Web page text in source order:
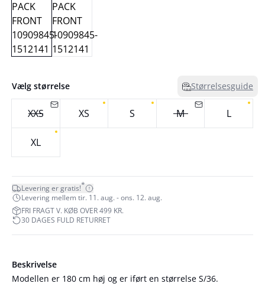
Vælg størrelse Størrelsesguide
XXS XS S M L
XL
Levering er gratis!*
Levering mellem tir. 11. aug. - ons. 12. aug.
FRI FRAGT V. KØB OVER 499 KR.
30 DAGES FULD RETURRET
Beskrivelse
Modellen er 180 cm høj og er iført en størrelse S/36.